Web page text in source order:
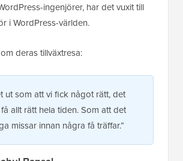
ingenjörer, har det vuxit till
i WordPress-världen.
deras tillväxtresa:
ut som att vi fick något rätt, det
allt rätt hela tiden. Som att det
missar innan några få träffar.”